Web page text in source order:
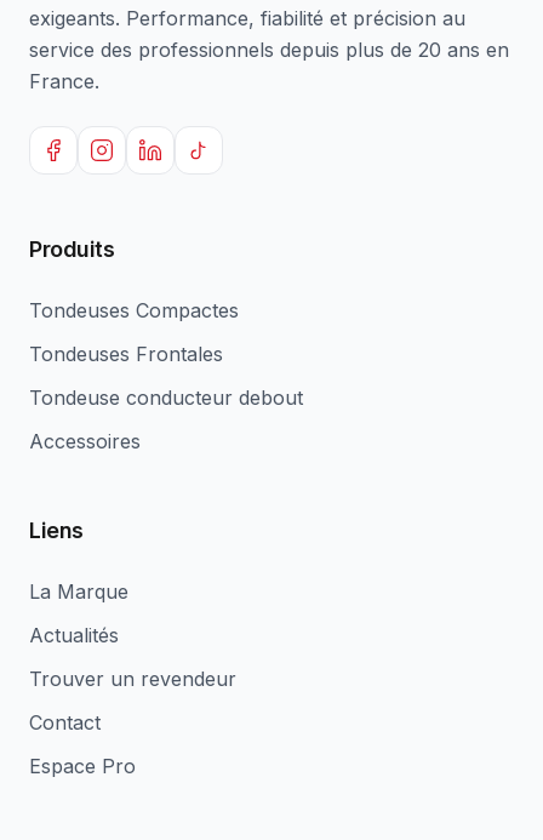
exigeants. Performance, fiabilité et précision au
service des professionnels depuis plus de 20 ans en
France.
Produits
Tondeuses Compactes
Tondeuses Frontales
Tondeuse conducteur debout
Accessoires
Liens
La Marque
Actualités
Trouver un revendeur
Contact
Espace Pro